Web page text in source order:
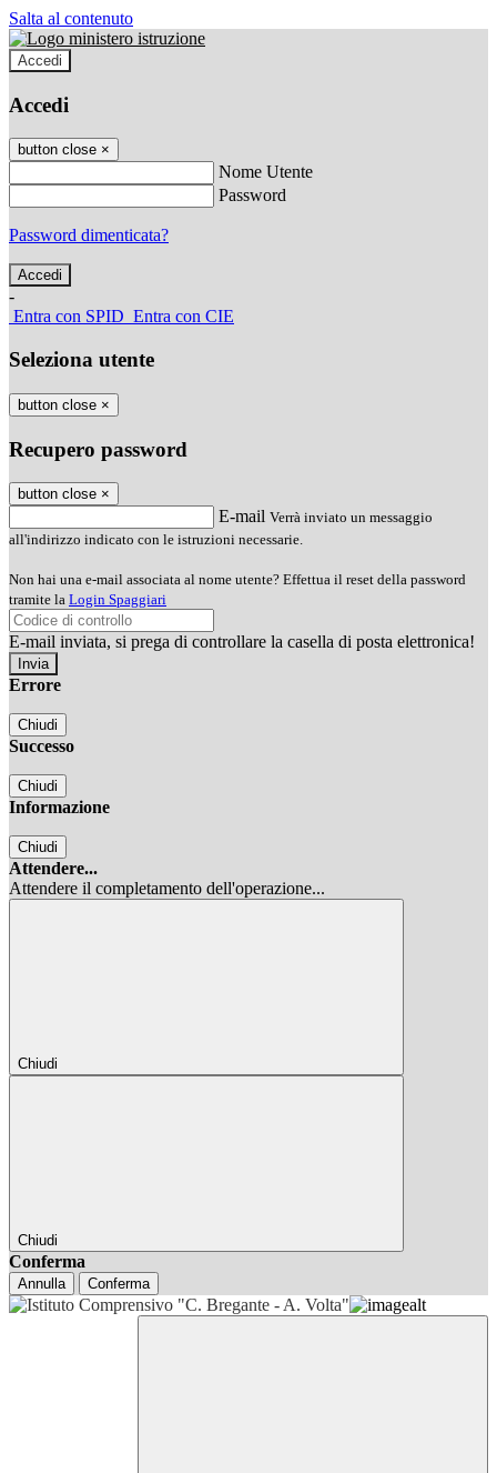
Salta al contenuto
Accedi
Accedi
button close ×
Nome Utente
Password
Password dimenticata?
-
Entra con SPID Entra con CIE
Seleziona utente
button close ×
Recupero password
button close ×
E-mail Verrà inviato un messaggio
all'indirizzo indicato con le istruzioni necessarie.
Non hai una e-mail associata al nome utente? Effettua il reset della password
tramite la Login Spaggiari
E-mail inviata, si prega di controllare la casella di posta elettronica!
Errore
Chiudi
Successo
Chiudi
Informazione
Chiudi
Attendere...
Attendere il completamento dell'operazione...
Chiudi
Chiudi
Conferma
Annulla Conferma